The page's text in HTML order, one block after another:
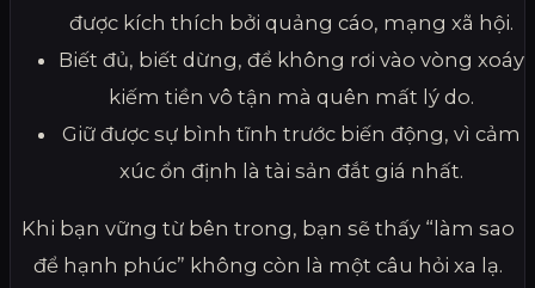
được kích thích bởi quảng cáo, mạng xã hội.
Biết đủ, biết dừng, để không rơi vào vòng xoáy
kiếm tiền vô tận mà quên mất lý do.
Giữ được sự bình tĩnh trước biến động, vì cảm
xúc ổn định là tài sản đắt giá nhất.
Khi bạn vững từ bên trong, bạn sẽ thấy “làm sao
để hạnh phúc” không còn là một câu hỏi xa lạ.